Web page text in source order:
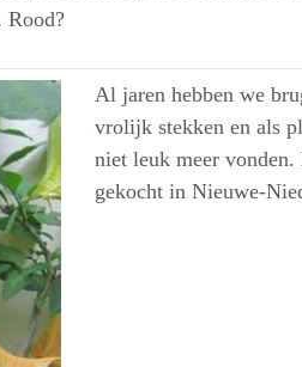
Rood?
Al jaren hebben we
vrolijk stekken en als
niet leuk meer vonden.
gekocht in Nieuwe-